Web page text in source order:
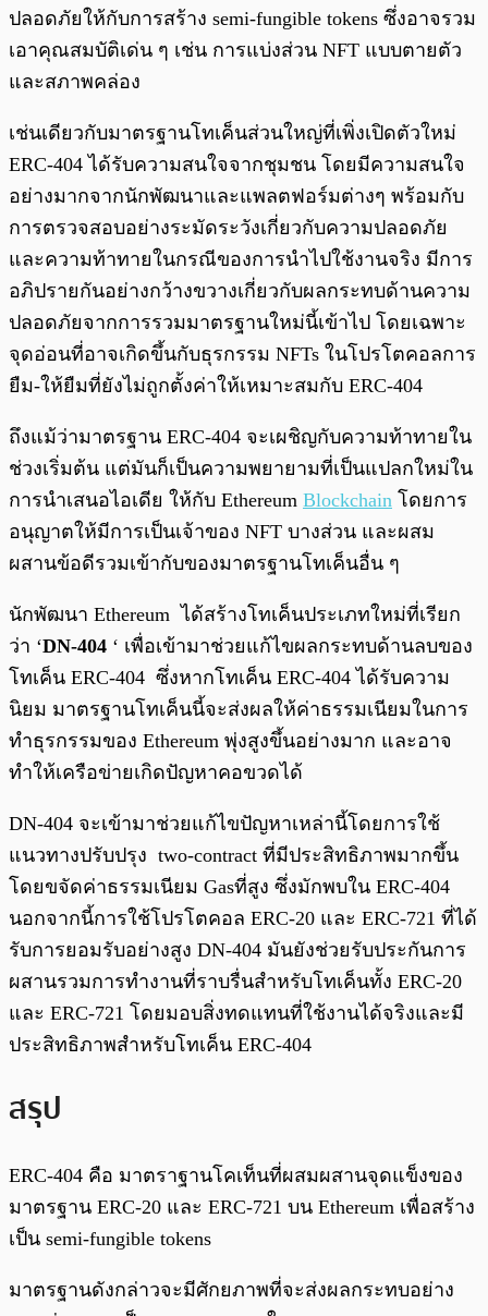
ปลอดภัยให้กับการสร้าง semi-fungible tokens ซึ่งอาจรวม
เอาคุณสมบัติเด่น ๆ เช่น การแบ่งส่วน NFT แบบตายตัว
และสภาพคล่อง
เช่นเดียวกับมาตรฐานโทเค็นส่วนใหญ่ที่เพิ่งเปิดตัวใหม่
ERC-404 ได้รับความสนใจจากชุมชน โดยมีความสนใจ
อย่างมากจากนักพัฒนาและแพลตฟอร์มต่างๆ พร้อมกับ
การตรวจสอบอย่างระมัดระวังเกี่ยวกับความปลอดภัย
และความท้าทายในกรณีของการนําไปใช้งานจริง มีการ
อภิปรายกันอย่างกว้างขวางเกี่ยวกับผลกระทบด้านความ
ปลอดภัยจากการรวมมาตรฐานใหม่นี้เข้าไป โดยเฉพาะ
จุดอ่อนที่อาจเกิดขึ้นกับธุรกรรม NFTs ในโปรโตคอลการ
ยืม-ให้ยืมที่ยังไม่ถูกตั้งค่าให้เหมาะสมกับ ERC-404
ถึงแม้ว่ามาตรฐาน ERC-404 จะเผชิญกับความท้าทายใน
ช่วงเริ่มต้น แต่มันก็เป็นความพยายามที่เป็นแปลกใหม่ใน
การนำเสนอไอเดีย ให้กับ Ethereum Blockchain โดยการ
อนุญาตให้มีการเป็นเจ้าของ NFT บางส่วน และผสม
ผสานข้อดีรวมเข้ากับของมาตรฐานโทเค็นอื่น ๆ
นักพัฒนา Ethereum ได้สร้างโทเค็นประเภทใหม่ที่เรียก
ว่า ‘DN-404 ‘ เพื่อเข้ามาช่วยแก้ไขผลกระทบด้านลบของ
โทเค็น ERC-404 ซึ่งหากโทเค็น ERC-404 ได้รับความ
นิยม มาตรฐานโทเค็นนี้จะส่งผลให้ค่าธรรมเนียมในการ
ทำธุรกรรมของ Ethereum พุ่งสูงขึ้นอย่างมาก และอาจ
ทำให้เครือข่ายเกิดปัญหาคอขวดได้
DN-404 จะเข้ามาช่วยแก้ไขปัญหาเหล่านี้โดยการใช้
แนวทางปรับปรุง two-contract ที่มีประสิทธิภาพมากขึ้น
โดยขจัดค่าธรรมเนียม Gasที่สูง ซึ่งมักพบใน ERC-404
นอกจากนี้การใช้โปรโตคอล ERC-20 และ ERC-721 ที่ได้
รับการยอมรับอย่างสูง DN-404 มันยังช่วยรับประกันการ
ผสานรวมการทำงานที่ราบรื่นสำหรับโทเค็นทั้ง ERC-20
และ ERC-721 โดยมอบสิ่งทดแทนที่ใช้งานได้จริงและมี
ประสิทธิภาพสำหรับโทเค็น ERC-404
สรุป
ERC-404 คือ มาตราฐานโคเท็นที่ผสมผสานจุดแข็งของ
มาตรฐาน ERC-20 และ ERC-721 บน Ethereum เพื่อสร้าง
เป็น semi-fungible tokens
มาตรฐานดังกล่าวจะมีศักยภาพที่จะส่งผลกระทบอย่าง